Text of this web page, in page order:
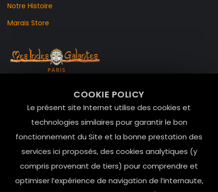
COOKIE POLICY
Le présent site Internet utilise des cookies et
technologies similaires pour garantir le bon
fonctionnement du Site et la bonne prestation des
services ici proposés, des cookies analytiques (y
compris provenant de tiers) pour comprendre et
optimiser l’expérience de navigation de l’internaute,
Notre Histoire
Marais Store
Le Marais, 75004 Paris
contact@mesindesgalantes.com
01.42.72.42.51